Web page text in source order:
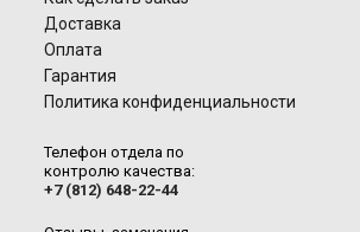
Доставка
Оплата
Гарантия
Политика конфиденциальности
Телефон отдела по
контролю качества:
+7 (812) 648-22-44